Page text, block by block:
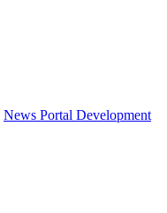
News Portal Development